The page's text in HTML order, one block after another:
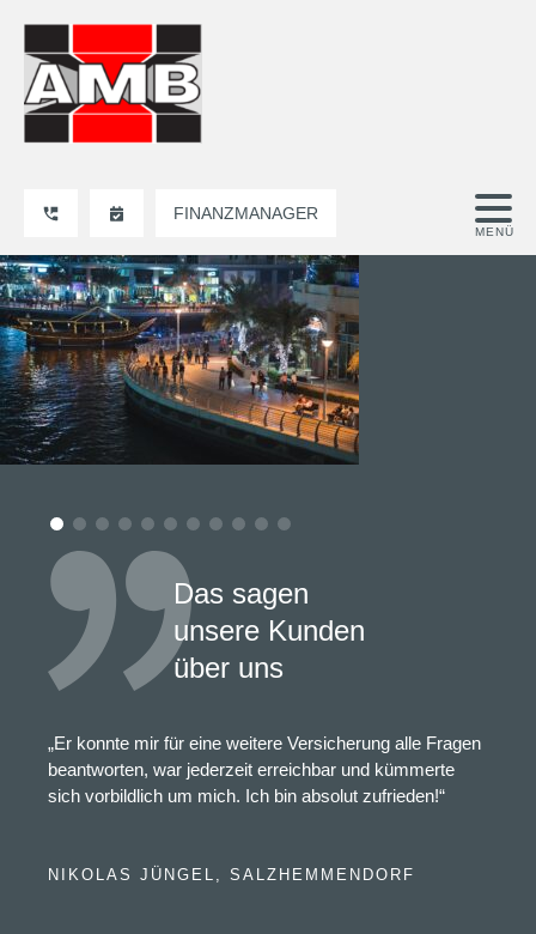
FINANZMANAGER
Das sagen
unsere Kunden
über uns
„Er konnte mir für eine weitere Versicherung alle Fragen
beantworten, war jederzeit erreichbar und kümmerte
sich vorbildlich um mich. Ich bin absolut zufrieden!“
NIKOLAS JÜNGEL, SALZHEMMENDORF